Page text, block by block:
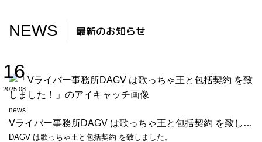
NEWS 最新のお知らせ
16
2025.08
news
Vライバー事務所DAGV は歌っちゃ王と包括契約 を致しました！
DAGV は歌っちゃ王と包括契約 を致しました。